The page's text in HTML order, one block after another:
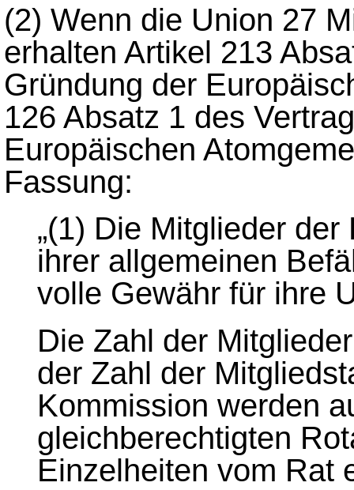
(2) Wenn die Union 27
erhalten Artikel 213
Gründung der
126 Absatz 1 des
Europäischen
Fassung:
„(1) Die Mitglieder
ihrer allgemeinen
volle Gewähr für ihre
Die Zahl der
der Zahl der
Kommission werden
gleichberechtigten
Einzelheiten vom Rat